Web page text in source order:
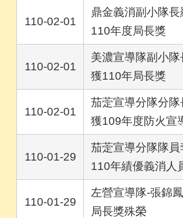
110-02-01
鼎金義消副小隊
110年度局長獎
110-02-01
美濃宣導隊副小
獲110年局長獎
110-02-01
茄萣宣導分隊分隊
獲109年度防火宣
110-01-29
茄萣宣導分隊隊員
110年績優義消人
110-01-29
左營宣導隊-張錦
局長獎殊榮